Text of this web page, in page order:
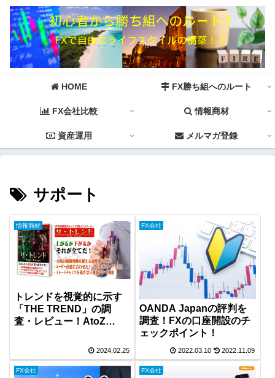
HOME FX勝ち組へのルート
FX会社比較 情報商材
資産運用 メルマガ登録
サポート
情報商材
トレンドを視覚的に示す
「THE TREND」の調
査・レビュー！AtoZ
2024.02.25
FX会社
OANDA Japanの評判を
調査！FXの口座開設のチ
ェックポイント！
2022.03.10 2022.11.09
FX会社 FX会社